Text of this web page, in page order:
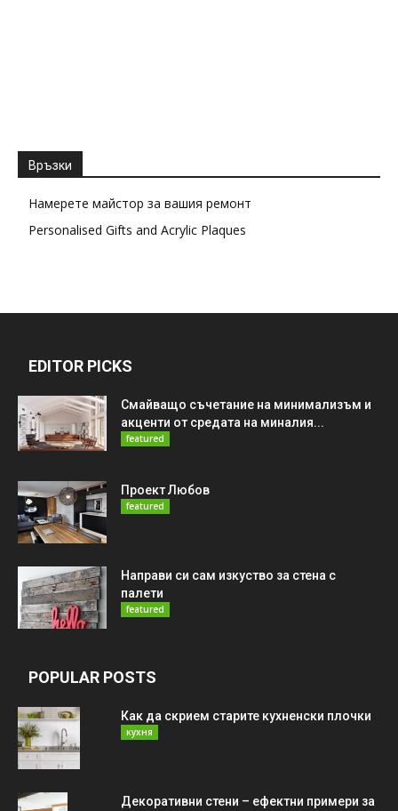
Връзки
Намерете майстор за вашия ремонт
Personalised Gifts and Acrylic Plaques
EDITOR PICKS
Смайващо съчетание на минимализъм и
акценти от средата на миналия...
featured
Проект Любов
featured
Направи си сам изкуство за стена с
палети
featured
POPULAR POSTS
Как да скрием старите кухненски плочки
кухня
Декоративни стени – ефектни примери за